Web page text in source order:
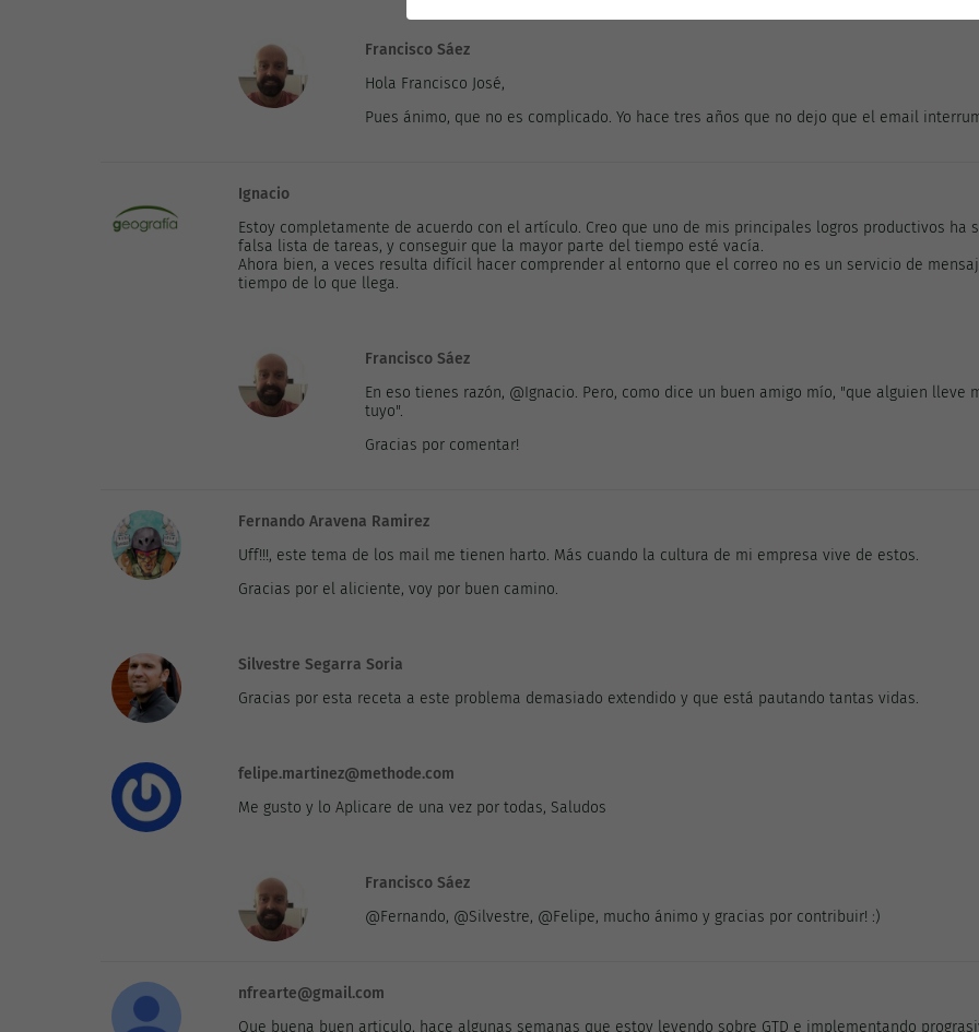
Francisco Sáez
Hola Francisco José,
Pues ánimo, que no es complicado. Yo hace tres años que no dejo que el email
Ignacio
Estoy completamente de acuerdo con el artículo. Creo que uno de mis principales logros productivos
falsa lista de tareas, y conseguir que la mayor parte del tiempo esté vacía.
Ahora bien, a veces resulta difícil hacer comprender al entorno que el correo no es un servicio de
tiempo de lo que llega.
Francisco Sáez
En eso tienes razón, @Ignacio. Pero, como dice un buen amigo mío, "que alguien
tuyo".
Gracias por comentar!
Fernando Aravena Ramirez
Uff!!!, este tema de los mail me tienen harto. Más cuando la cultura de mi empresa vive de estos.
Gracias por el aliciente, voy por buen camino.
Silvestre Segarra Soria
Gracias por esta receta a este problema demasiado extendido y que está pautando tantas vidas.
felipe.martinez@methode.com
Me gusto y lo Aplicare de una vez por todas, Saludos
Francisco Sáez
@Fernando, @Silvestre, @Felipe, mucho ánimo y gracias por contribuir! :)
nfrearte@gmail.com
Que buena buen articulo, hace algunas semanas que estoy leyendo sobre GTD e implementando